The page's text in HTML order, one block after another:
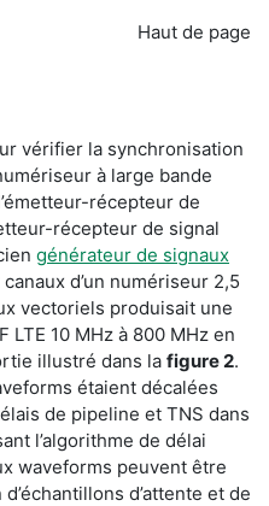
Haut de page
vérifier la synchronisation
à large bande
récepteur de
récepteur de signal
générateur de signaux
d’un numériseur 2,5
vectoriels produisait une
LTE 10 MHz à 800 MHz en
illustré dans la figure 2.
étaient décalées
de pipeline et TNS dans
l’algorithme de délai
waveforms peuvent être
d’attente et de